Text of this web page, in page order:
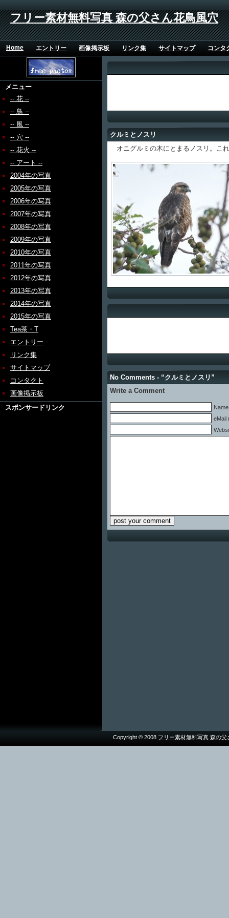
フリー素材無料写真 森の父さん花鳥風穴
Home エントリー 画像掲示板 リンク集 サイトマップ コンタ
メニュー
-- 花 --
-- 鳥 --
-- 風 --
-- 穴 --
-- 花火 --
-- アート --
2004年の写真
2005年の写真
2006年の写真
2007年の写真
2008年の写真
2009年の写真
2010年の写真
2011年の写真
2012年の写真
2013年の写真
2014年の写真
2015年の写真
Tea茶・T
エントリー
リンク集
サイトマップ
コンタクト
画像掲示板
スポンサードリンク
クルミとノスリ
オニグルミの木にとまるノスリ。こ
No Comments - “クルミとノスリ”
Write a Comment
eMail
Copyright © 2008 フリー素材無料写真 森の父